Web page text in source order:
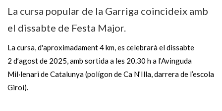
La cursa popular de la Garriga coincideix amb
el dissabte de Festa Major.
La cursa, d'aproximadament 4 km, es celebrarà el dissabte
2 d’agost de 2025, amb sortida a les 20.30 h a l’Avinguda
Mil·lenari de Catalunya (polígon de Ca N’Illa, darrera de l’escola
Giroi).